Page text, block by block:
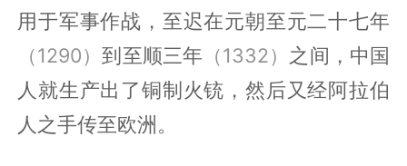
用于军事作战，至迟在元朝至元二十七年
（1290）到至顺三年 （1332） 之间，中国
人就生产出了铜制火铳，然后又经阿拉伯
人之手传至欧洲。